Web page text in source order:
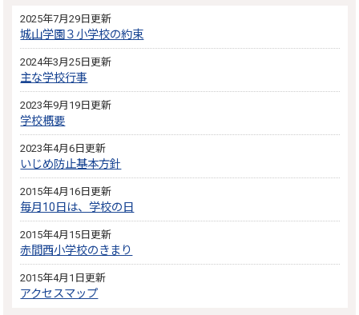
2025年7月29日更新
城山学園３小学校の約束
2024年3月25日更新
主な学校行事
2023年9月19日更新
学校概要
2023年4月6日更新
いじめ防止基本方針
2015年4月16日更新
毎月10日は、学校の日
2015年4月15日更新
赤間西小学校のきまり
2015年4月1日更新
アクセスマップ